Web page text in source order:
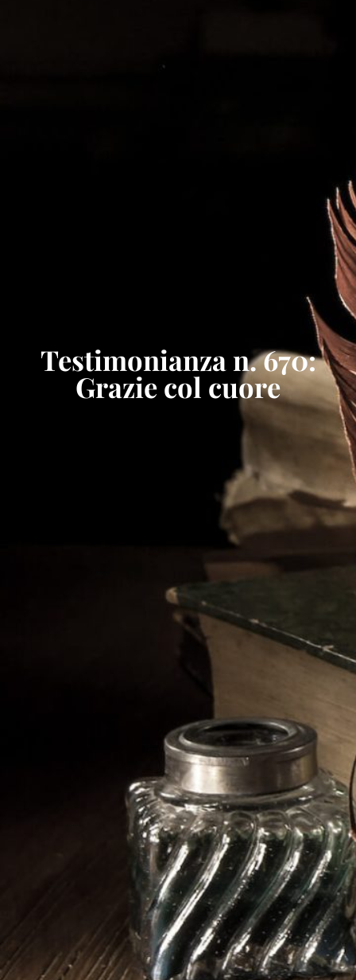
Testimonianza n. 670:
Grazie col cuore